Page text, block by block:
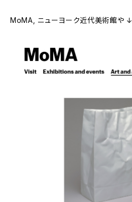
MoMA, ニューヨーク近代美術館や ↓